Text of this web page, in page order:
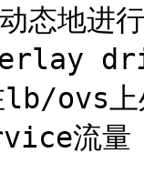
态地进
lb/ovs
流